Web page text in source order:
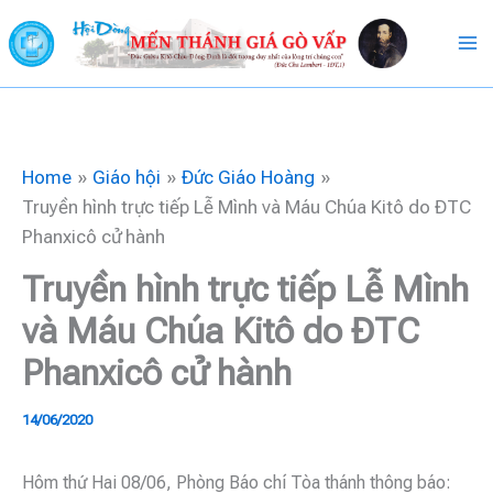
to
content
Home Giáo hội
Đức Giáo Hoàng
Truyền hình trực tiếp Lễ Mình và Máu Chúa Kitô do ĐTC
Phanxicô cử hành
Truyền hình trực tiếp Lễ Mình
và Máu Chúa Kitô do ĐTC
Phanxicô cử hành
14/06/2020
Hôm thứ Hai 08/06, Phòng Báo chí Tòa thánh thông báo: